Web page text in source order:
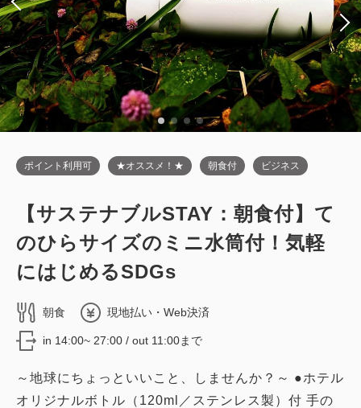
35,250
大人2名 1室
税・サービス料込
合計 35,850円
残り1室 詳細 今すぐ予約
税・サービス料込
会員価格 33,050円
・【スタンダード】コンパクトツイン
／禁煙・18平米
禁煙 19.00m2
シングルサイズ / 幅90-130cm×2
Wi-Fiあり（無料）
ポイント利用可 ★オススメ！★ 朝食付 ビジネス
【サステナブルSTAY：朝食付】て
のひらサイズのミニ水筒付！気軽
にはじめるSDGs
朝食 現地払い・Web決済
in 14:00~ 27:00 / out 11:00まで
～地球にちょっといいこと、しませんか？～ ●ホテル
オリジナルボトル（120ml／ステンレス製）付 手の